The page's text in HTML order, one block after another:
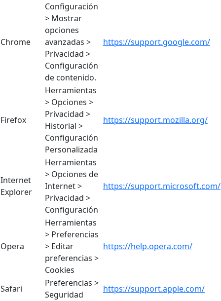
Chrome
Configuración
> Mostrar
opciones
avanzadas >
Privacidad >
Configuración
de contenido.
https://support.google.com/
Firefox
Herramientas
> Opciones >
Privacidad >
Historial >
Configuración
Personalizada
https://support.mozilla.org/
Internet
Explorer
Herramientas
> Opciones de
Internet >
Privacidad >
Configuración
https://support.microsoft.com/
Opera
Herramientas
> Preferencias
> Editar
preferencias >
Cookies
https://help.opera.com/
Safari
Preferencias >
Seguridad
https://support.apple.com/